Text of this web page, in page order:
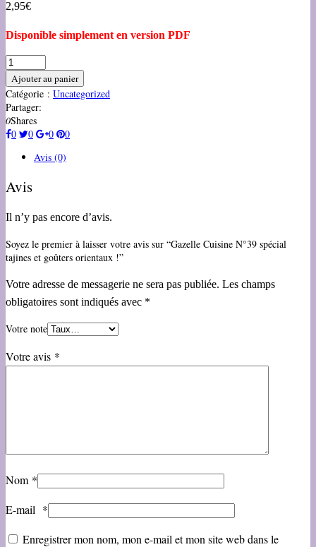
2,95€
Disponible simplement en version PDF
Ajouter au panier
Catégorie : Uncategorized
Partager:
0Shares
0
0 0
0
Avis (0)
Avis
Il n’y pas encore d’avis.
Soyez le premier à laisser votre avis sur “Gazelle Cuisine N°39 spécial
tajines et goûters orientaux !”
Votre adresse de messagerie ne sera pas publiée. Les champs
obligatoires sont indiqués avec *
Votre note
Votre avis *
Nom *
E-mail *
Enregistrer mon nom, mon e-mail et mon site web dans le